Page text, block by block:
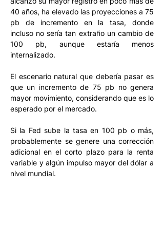
40 años, ha elevado las proyecciones a 75
pb de incremento en la tasa, donde
incluso no sería tan extraño un cambio de
100 pb, aunque estaría menos
internalizado.
El escenario natural que debería pasar es
que un incremento de 75 pb no genera
mayor movimiento, considerando que es lo
esperado por el mercado.
Si la Fed sube la tasa en 100 pb o más,
probablemente se genere una corrección
adicional en el corto plazo para la renta
variable y algún impulso mayor del dólar a
nivel mundial.